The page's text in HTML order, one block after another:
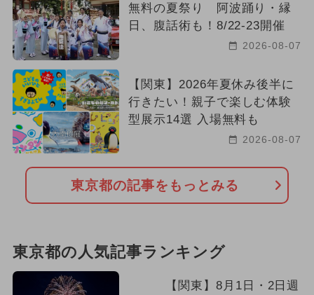
無料の夏祭り 阿波踊り・縁
日、腹話術も！8/22-23開催
2026-08-07
【関東】2026年夏休み後半に
行きたい！親子で楽しむ体験
型展示14選 入場無料も
2026-08-07
東京都の記事をもっとみる
東京都の人気記事ランキング
【関東】8月1日・2日週